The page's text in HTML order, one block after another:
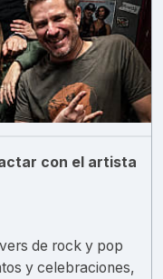
con el artista
de rock y pop
y celebraciones,